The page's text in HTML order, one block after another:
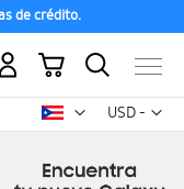
de crédito.
USD -
dólar
Mi carrito